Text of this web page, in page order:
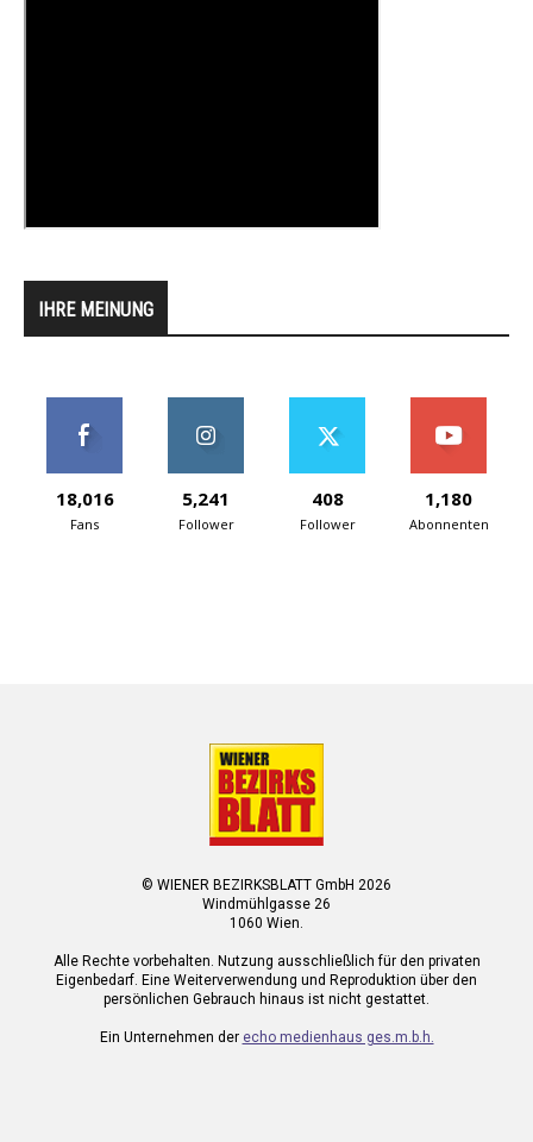
IHRE MEINUNG
18,016
Fans
5,241
Follower
408
Follower
1,180
Abonnenten
© WIENER BEZIRKSBLATT GmbH 2026
Windmühlgasse 26
1060 Wien.
Alle Rechte vorbehalten. Nutzung ausschließlich für den privaten
Eigenbedarf. Eine Weiterverwendung und Reproduktion über den
persönlichen Gebrauch hinaus ist nicht gestattet.
Ein Unternehmen der echo medienhaus ges.m.b.h.